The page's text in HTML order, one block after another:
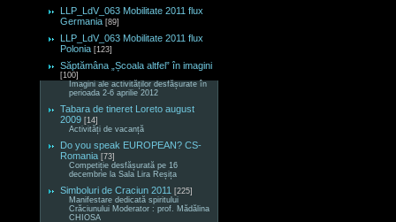
LLP_LdV_063 Mobilitate 2011 flux
Germania [89]
LLP_LdV_063 Mobilitate 2011 flux
Polonia [123]
Săptămâna „Școala altfel” în imagini
[100]
Imagini ale activităților desfășurate în
perioada 2-6 aprilie 2012
Tabara de tineret Loreto august
2009 [14]
Activități de vacanță
Do you speak EUROPEAN? CS-
Romania [73]
Competiție desfășurată pe 16
decembrie la Sala Lira Reșița
Simboluri de Craciun 2011 [225]
Manifestare dedicată spiritului
Crăciunului Moderator : prof. Mădălina
CHIOSA